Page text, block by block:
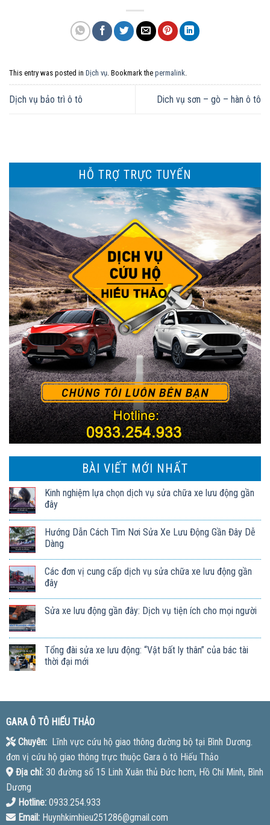
This entry was posted in Dịch vụ. Bookmark the permalink.
Dịch vụ bảo trì ô tô Dich vụ sơn – gò – hàn ô tô
HỖ TRỢ TRỰC TUYẾN
BÀI VIẾT MỚI NHẤT
Kinh nghiệm lựa chọn dịch vụ sửa chữa xe lưu động gần
đây
Hướng Dẫn Cách Tìm Nơi Sửa Xe Lưu Động Gần Đây Dễ
Dàng
Các đơn vị cung cấp dịch vụ sửa chữa xe lưu động gần
đây
Sửa xe lưu động gần đây: Dịch vụ tiện ích cho mọi người
Tổng đài sửa xe lưu động: “Vật bất ly thân” của bác tài
thời đại mới
GARA Ô TÔ HIẾU THẢO
Chuyên:Lĩnh vực cứu hộ giao thông đường bộ tại Bình Dương.
đơn vị cứu hộ giao thông trực thuộc Gara ô tô Hiếu Thảo
Địa chỉ:30 đường số 15 Linh Xuân thủ Đức hcm, Hồ Chí Minh, Bình
Dương
Hotline:0933.254.933
Email:Huynhkimhieu251286@gmail.com